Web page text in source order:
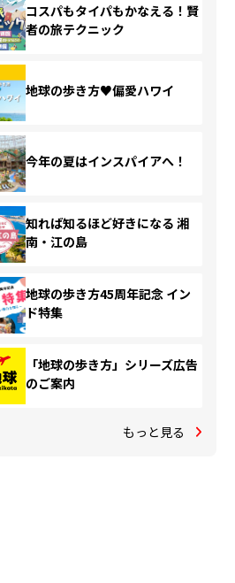
コスパもタイパもかなえる！賢
者の旅テクニック
地球の歩き方♥偏愛ハワイ
今年の夏はインスパイアへ！
知れば知るほど好きになる 湘
南・江の島
地球の歩き方45周年記念 イン
ド特集
「地球の歩き方」シリーズ広告
のご案内
もっと見る